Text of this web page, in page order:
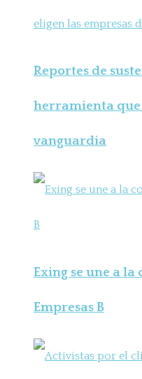
Reportes de
herramienta que
vanguardia
Exing se une a
Empresas B